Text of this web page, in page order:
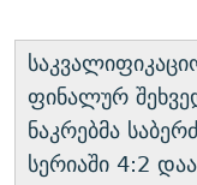
ფინალურ
ნაკრებმა
სერიაში 4:2